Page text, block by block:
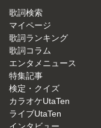
歌詞検索
マイページ
歌詞ランキング
歌詞コラム
エンタメニュース
特集記事
検定・クイズ
カラオケUtaTen
ライブUtaTen